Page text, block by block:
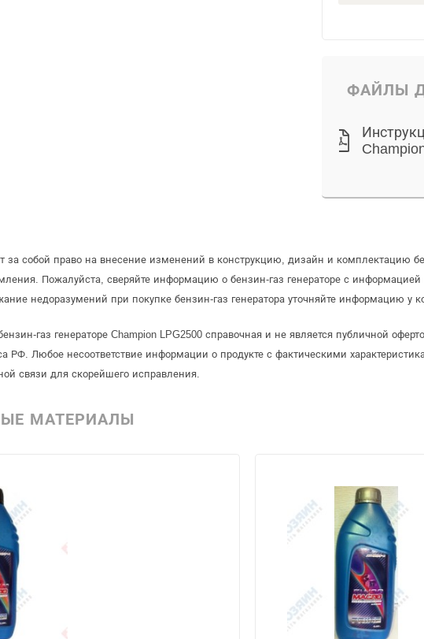
ФАЙЛЫ
за собой право на внесение изменений в конструкцию, дизайн и комплектацию
Пожалуйста, сверяйте информацию о бензин-газ генераторе с
недоразумений при покупке бензин-газ генератора уточняйте информацию у
газ генераторе Champion LPG2500 справочная и не является публичной
РФ. Любое несоответствие информации о продукте с фактическими
связи для скорейшего исправления.
МАТЕРИАЛЫ